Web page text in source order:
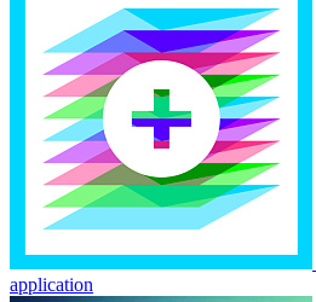
application